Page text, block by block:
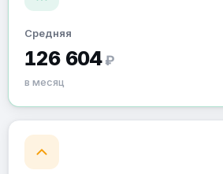
Средняя
126 604 ₽
в месяц